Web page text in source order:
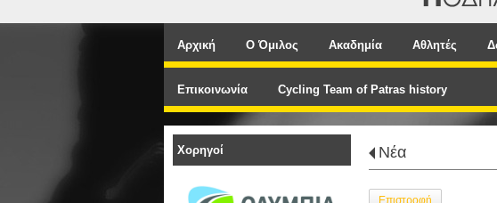
Αρχική Ο Όμιλος Ακαδημία Αθλητές
Επικοινωνία Cycling Team of Patras history
Χορηγοί Νέα
Επιστροφή